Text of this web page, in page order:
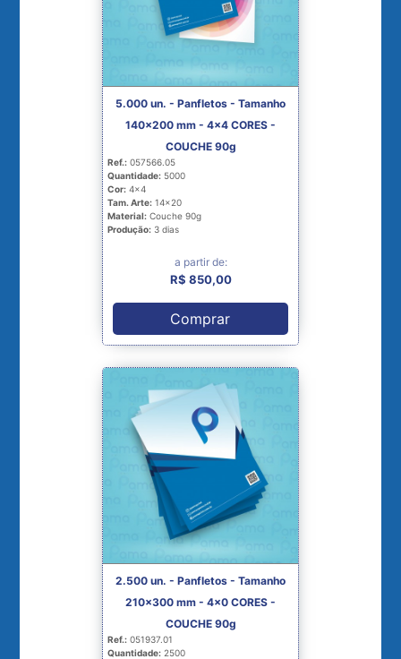
5.000 un. - Panfletos - Tamanho
140x200 mm - 4x4 CORES -
COUCHE 90g
Ref.: 057566.05
Quantidade: 5000
Cor: 4x4
Tam. Arte: 14x20
Material: Couche 90g
Produção: 3 dias
a partir de:
R$ 850,00
Comprar
2.500 un. - Panfletos - Tamanho
210x300 mm - 4x0 CORES -
COUCHE 90g
Ref.: 051937.01
Quantidade: 2500